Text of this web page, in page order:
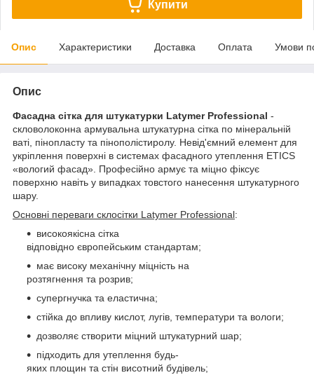
Купити
Опис Характеристики Доставка Оплата Умови
Опис
Фасадна сітка для штукатурки Latymer Professional -
скловолоконна армувальна штукатурна сітка по мінеральній
ваті, пінопласту та пінополістиролу. Невід'ємний елемент для
укріплення поверхні в системах фасадного утеплення ETICS
«вологий фасад». Професійно армує та міцно фіксує
поверхню навіть у випадках товстого нанесення штукатурного
шару.
Основні переваги склосітки Latymer Professional:
високоякісна сітка
відповідно європейським стандартам;
має високу механічну міцність на
розтягнення та розрив;
супергнучка та еластична;
стійка до впливу кислот, лугів, температури та вологи;
дозволяє створити міцний штукатурний шар;
підходить для утеплення будь-
яких площин та стін висотний будівель;